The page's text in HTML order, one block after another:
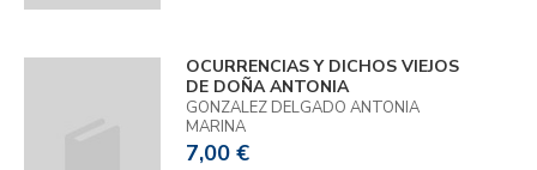
OCURRENCIAS Y DICHOS VIEJOS
DE DOÑA ANTONIA
GONZALEZ DELGADO ANTONIA
MARINA
7,00 €